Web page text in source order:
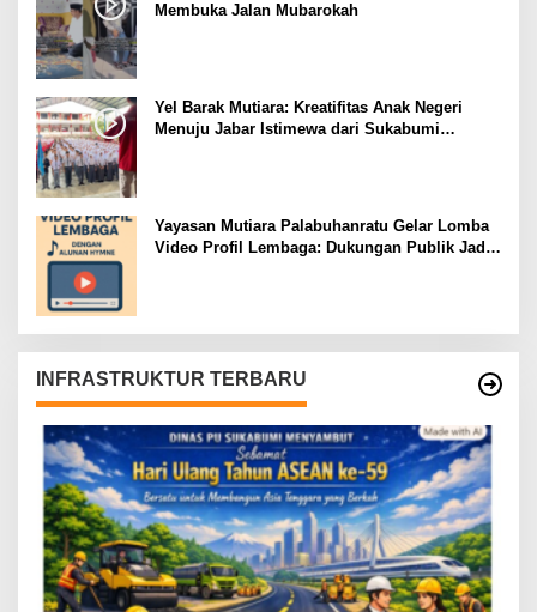
Membuka Jalan Mubarokah
Yel Barak Mutiara: Kreatifitas Anak Negeri
Menuju Jabar Istimewa dari Sukabumi
Yayasan Mutiara Palabuhanratu Gelar Lomba
Video Profil Lembaga: Dukungan Publik Jadi
INFRASTRUKTUR TERBARU